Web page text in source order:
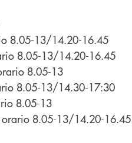
8.05-13/14.20-16.45
8.05-13/14.20-16.45
8.05-13
8.05-13/14.30-17:30
8.05-13
orario 8.05-13/14.20-16.45